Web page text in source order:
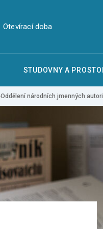
Otevírací doba
STUDOVNY A
Oddělení národních jmenných